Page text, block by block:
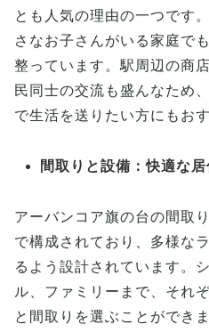
とも人気の理由の一つです
さなお子さんがいる家庭で
整っています。駅周辺の商
民同士の交流も盛んなため
で生活を送りたい方にもお
間取りと設備：快適な居
アーバンコア旗の台の間取
で構成されており、多様な
るよう設計されています。
ル、ファミリーまで、それ
と間取りを選ぶことができ